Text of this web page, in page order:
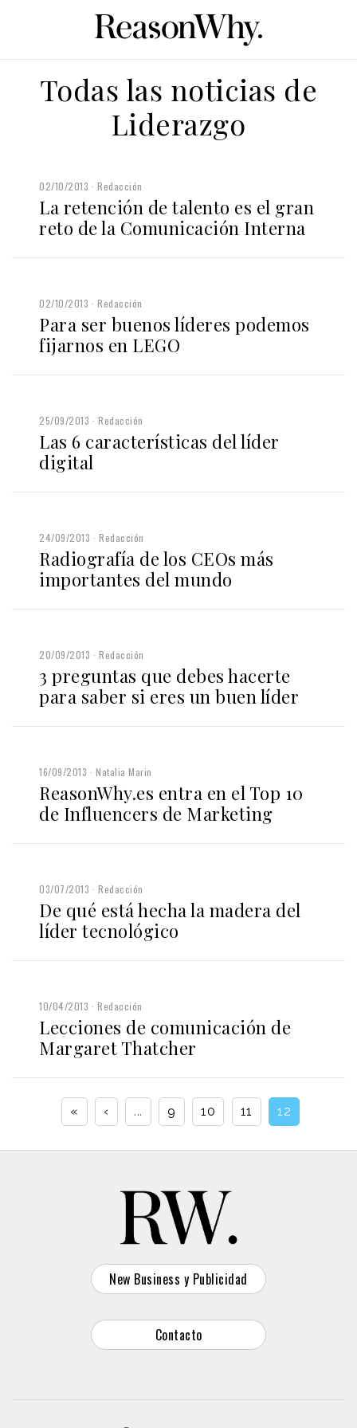
Todas las noticias de
Liderazgo
02/10/2013 Redacción
La retención de talento es el gran
reto de la Comunicación Interna
02/10/2013 Redacción
Para ser buenos líderes podemos
fijarnos en LEGO
25/09/2013 Redacción
Las 6 características del líder
digital
24/09/2013 Redacción
Radiografía de los CEOs más
importantes del mundo
20/09/2013 Redacción
3 preguntas que debes hacerte
para saber si eres un buen líder
16/09/2013 Natalia Marin
ReasonWhy.es entra en el Top 10
de Influencers de Marketing
03/07/2013 Redacción
De qué está hecha la madera del
líder tecnológico
10/04/2013 Redacción
Lecciones de comunicación de
Margaret Thatcher
« ‹ ... 9 10 11 12
New Business y Publicidad
Contacto